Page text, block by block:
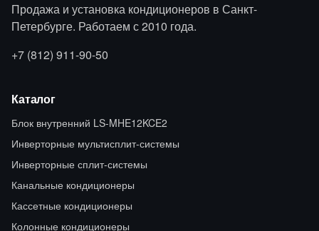
Продажа и установка кондиционеров в Санкт-
Петербурге. Работаем с 2010 года.
+7 (812) 911-90-50
Каталог
Блок внутренний LS-MHE12KCE2
Инверторные мультисплит-системы
Инверторные сплит-системы
Канальные кондиционеры
Кассетные кондиционеры
Колонные кондиционеры